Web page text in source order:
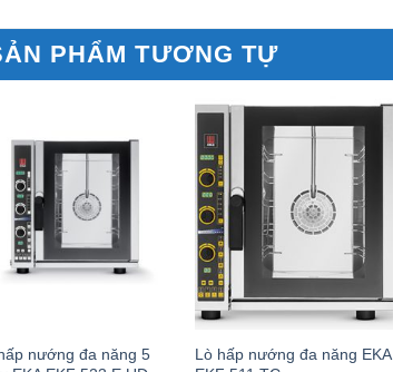
PHẨM TƯƠNG TỰ
nướng đa năng 5
Lò hấp nướng đa năng EKA